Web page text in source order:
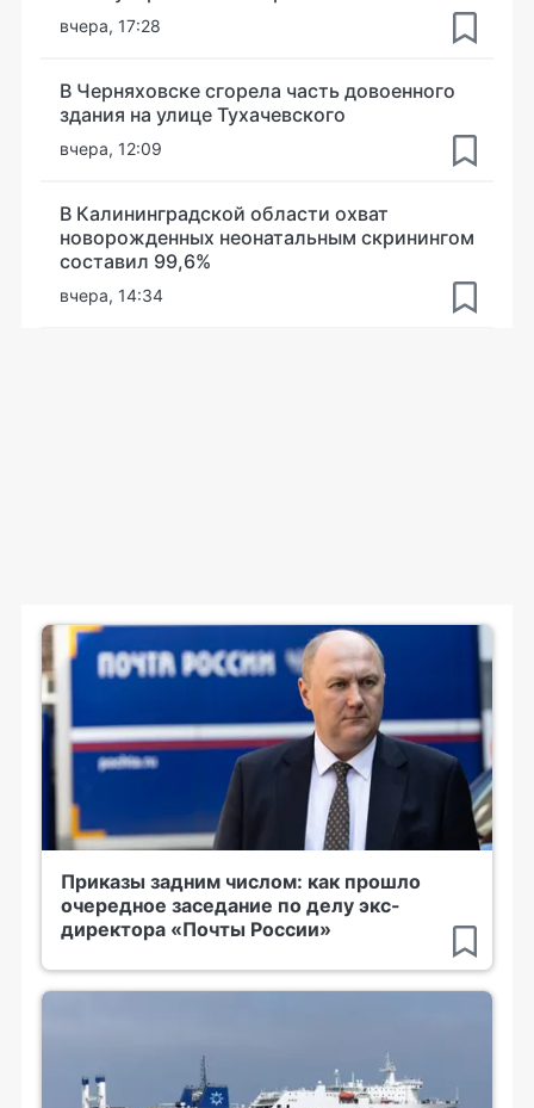
вчера, 17:28
В Черняховске сгорела часть довоенного
здания на улице Тухачевского
вчера, 12:09
В Калининградской области охват
новорожденных неонатальным скринингом
составил 99,6%
вчера, 14:34
Приказы задним числом: как прошло
очередное заседание по делу экс-
директора «Почты России»